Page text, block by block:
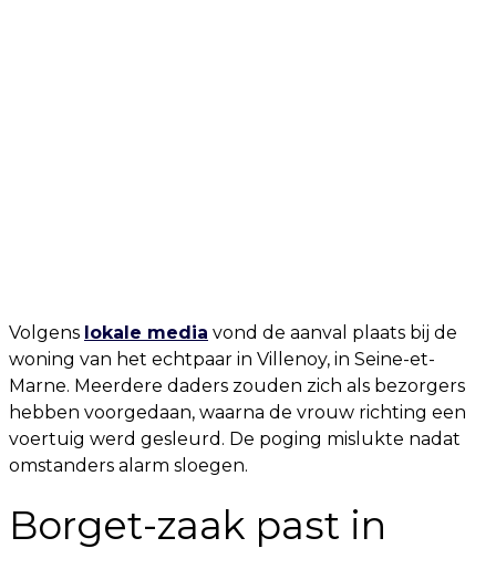
Volgens lokale media vond de aanval plaats bij de
woning van het echtpaar in Villenoy, in Seine-et-
Marne. Meerdere daders zouden zich als bezorgers
hebben voorgedaan, waarna de vrouw richting een
voertuig werd gesleurd. De poging mislukte nadat
omstanders alarm sloegen.
Borget-zaak past in